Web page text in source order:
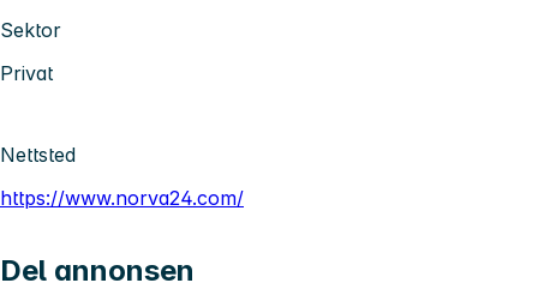
Sektor
Privat
Nettsted
https://www.norva24.com/
Del annonsen